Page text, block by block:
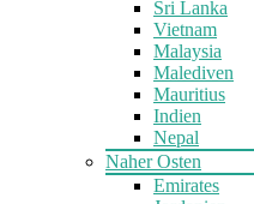
Sri Lanka
Vietnam
Malaysia
Malediven
Mauritius
Indien
Nepal
Naher Osten
Emirates